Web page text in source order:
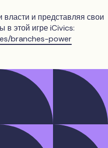
власти и представляя свои
в этой игре iCivics:
branches-power